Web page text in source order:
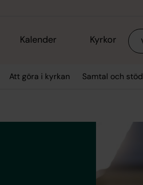
Kalender Kyrkor Sök
Att göra i kyrkan Samtal och stöd